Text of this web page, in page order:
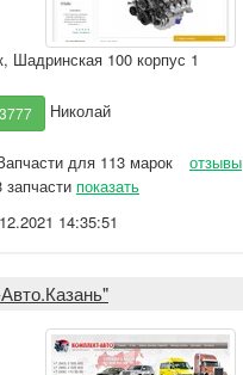
, Шадринская 100 корпус 1
Николай
для 113 марок
отзывы
запчасти показать
14:35:51